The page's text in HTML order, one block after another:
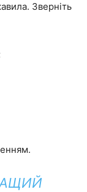
Зверніть